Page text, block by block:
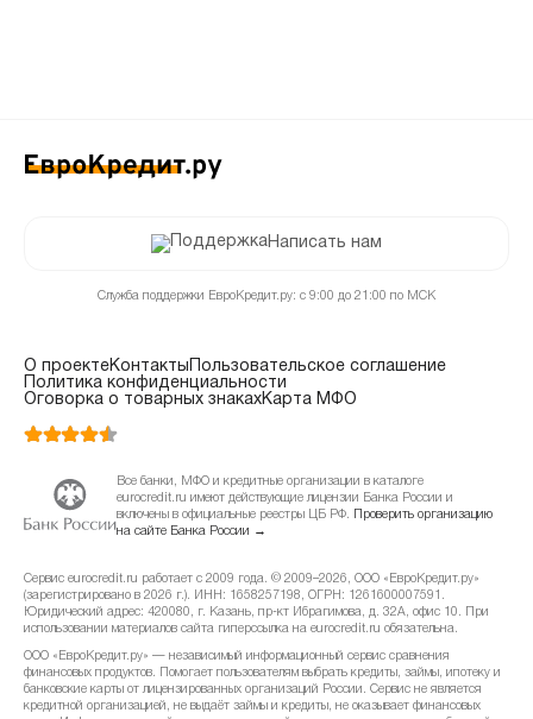
Написать нам
Служба поддержки ЕвроКредит.ру: с 9:00 до 21:00 по МСК
О проектеКонтакты Пользовательское соглашение
Политика конфиденциальности
Оговорка о товарных знакахКарта МФО
Все банки, МФО и кредитные организации в каталоге
eurocredit.ru имеют действующие лицензии Банка России и
включены в официальные реестры ЦБ РФ.
Проверить организацию
на сайте Банка России →
Сервис eurocredit.ru работает с 2009 года. © 2009–2026, ООО «ЕвроКредит.ру»
(зарегистрировано в 2026 г.). ИНН: 1658257198, ОГРН: 1261600007591.
Юридический адрес: 420080, г. Казань, пр-кт Ибрагимова, д. 32А, офис 10. При
использовании материалов сайта гиперссылка на eurocredit.ru обязательна.
ООО «ЕвроКредит.ру» — независимый информационный сервис сравнения
финансовых продуктов. Помогает пользователям выбрать кредиты, займы, ипотеку и
банковские карты от лицензированных организаций России. Сервис не является
кредитной организацией, не выдаёт займы и кредиты, не оказывает финансовых